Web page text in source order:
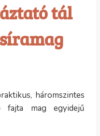
tál
háromszintes
fajta mag egyidejű